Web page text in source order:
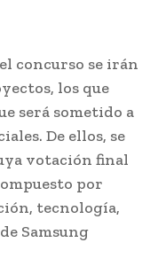
concurso se irán
los que
será sometido a
De ellos, se
votación final
por
tecnología,
Samsung